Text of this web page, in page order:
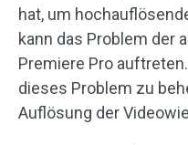
hat, um
kann das Problem der
Premiere Pro
dieses Problem zu
Auflösung der